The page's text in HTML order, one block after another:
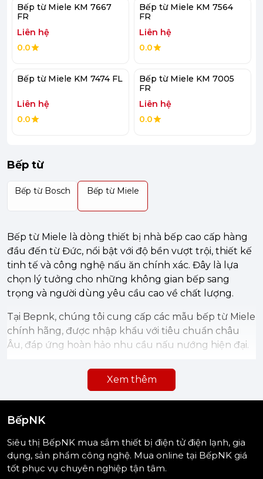
Bếp từ Miele KM 7667
FR
Liên hệ
0.0
Bếp từ Miele KM 7564
FR
Liên hệ
0.0
Bếp từ Miele KM 7474 FL
Liên hệ
0.0
Bếp từ Miele KM 7005
FR
Liên hệ
0.0
Bếp từ
Bếp từ Bosch Bếp từ Miele
Bếp từ Miele là dòng thiết bị nhà bếp cao cấp hàng
đầu đến từ Đức, nổi bật với độ bền vượt trội, thiết kế
tinh tế và công nghệ nấu ăn chính xác. Đây là lựa
chọn lý tưởng cho những không gian bếp sang
trọng và người dùng yêu cầu cao về chất lượng.
Tại Bepnk, chúng tôi cung cấp các mẫu bếp từ Miele
chính hãng, được nhập khẩu với tiêu chuẩn châu
Âu, đáp ứng hoàn hảo nhu cầu nấu nướng hiện đại.
Các sản phẩm bếp từ Miele sở hữu nhiều công nghệ
Điều khiển cảm ứng SmartSelect trực quan, dễ sử
dụng
Tính năng TwinBooster gia nhiệt cực nhanh
Xem thêm
BếpNK
Siêu thị BếpNK mua sắm thiết bị điện tử điện lạnh, gia
dụng, sản phẩm công nghệ. Mua online tại BếpNK giá
tốt phục vụ chuyên nghiệp tận tâm.